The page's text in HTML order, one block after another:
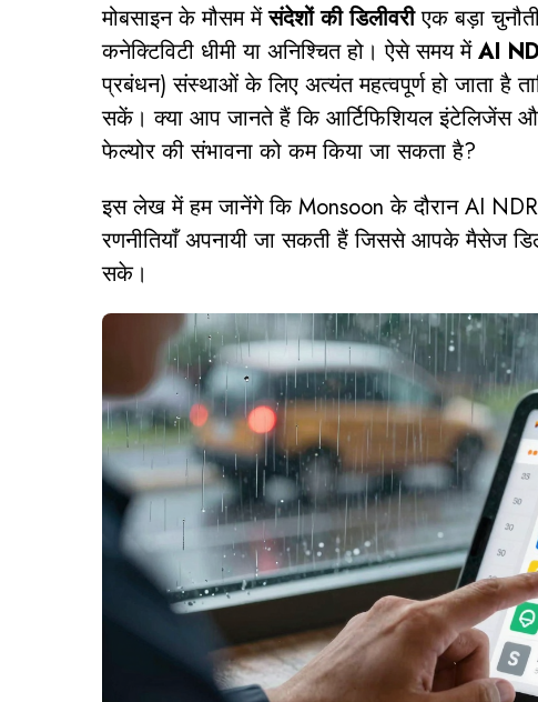
मोबसाइन के मौसम मेंसंदेशों की डिलीवरीएक बड़ा
कनेक्टिविटी धीमी या अनिश्चित हो। ऐसे समय मेंAI
प्रबंधन) संस्थाओं के लिए अत्यंत महत्वपूर्ण हो जाता है
सकें। क्या आप जानते हैं कि आर्टिफिशियल इंटेलिजेंस
फेल्योर की संभावना को कम किया जा सकता है?
इस लेख में हम जानेंगे कि Monsoon के दौरान AI
रणनीतियाँ अपनायी जा सकती हैं जिससे आपके मैसेज
सके।